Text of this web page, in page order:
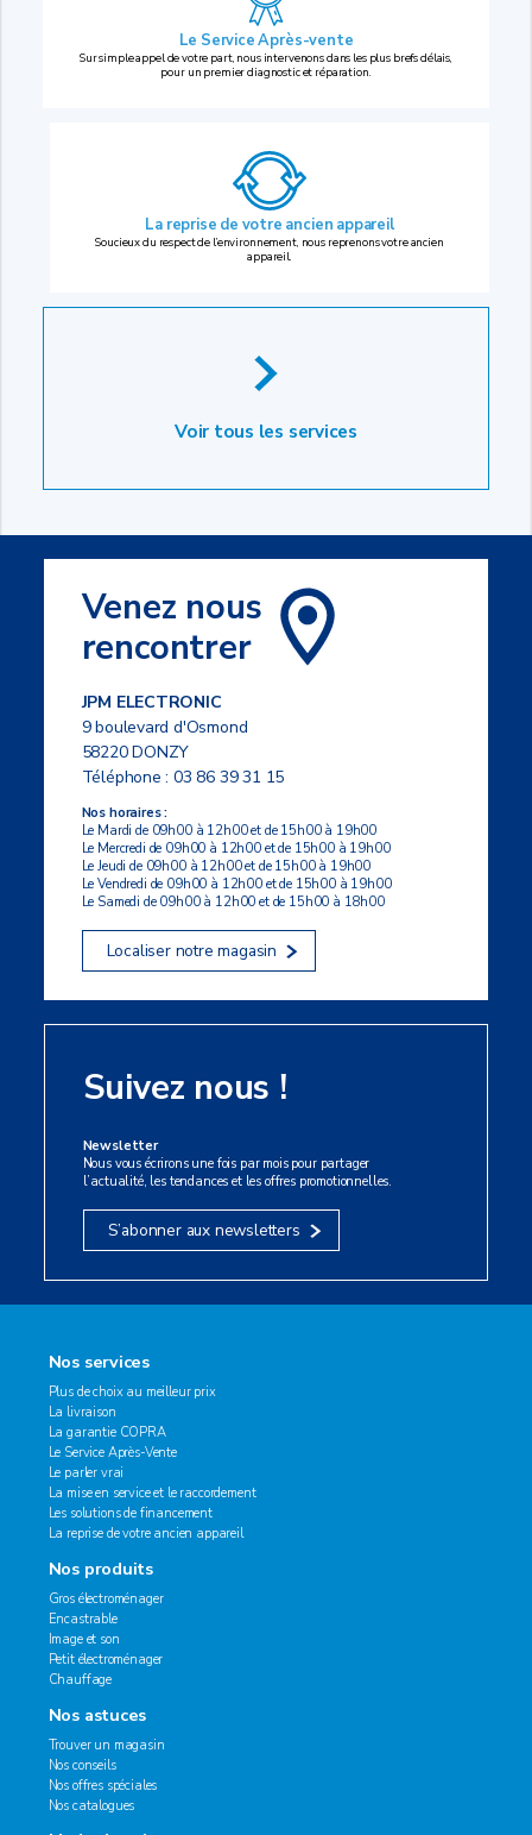
Le Service Après-vente
Sur simple appel de votre part, nous intervenons dans les plus brefs délais,
pour un premier diagnostic et réparation.
La reprise de votre ancien appareil
Soucieux du respect de l’environnement, nous reprenons votre ancien
appareil.
Voir tous les services
Venez nous
rencontrer
JPM ELECTRONIC
9 boulevard d'Osmond
58220 DONZY
Téléphone :03 86 39 31 15
Nos horaires :
Le Mardi de 09h00 à 12h00 et de 15h00 à 19h00
Le Mercredi de 09h00 à 12h00 et de 15h00 à 19h00
Le Jeudi de 09h00 à 12h00 et de 15h00 à 19h00
Le Vendredi de 09h00 à 12h00 et de 15h00 à 19h00
Le Samedi de 09h00 à 12h00 et de 15h00 à 18h00
Localiser notre magasin
Suivez nous !
Newsletter
Nous vous écrirons une fois par mois pour partager
l’actualité, les tendances et les offres promotionnelles.
S’abonner aux newsletters
Nos services
Plus de choix au meilleur prix
La livraison
La garantie COPRA
Le Service Après-Vente
Le parler vrai
La mise en service et le raccordement
Les solutions de financement
La reprise de votre ancien appareil
Nos produits
Gros électroménager
Encastrable
Image et son
Petit électroménager
Chauffage
Nos astuces
Trouver un magasin
Nos conseils
Nos offres spéciales
Nos catalogues